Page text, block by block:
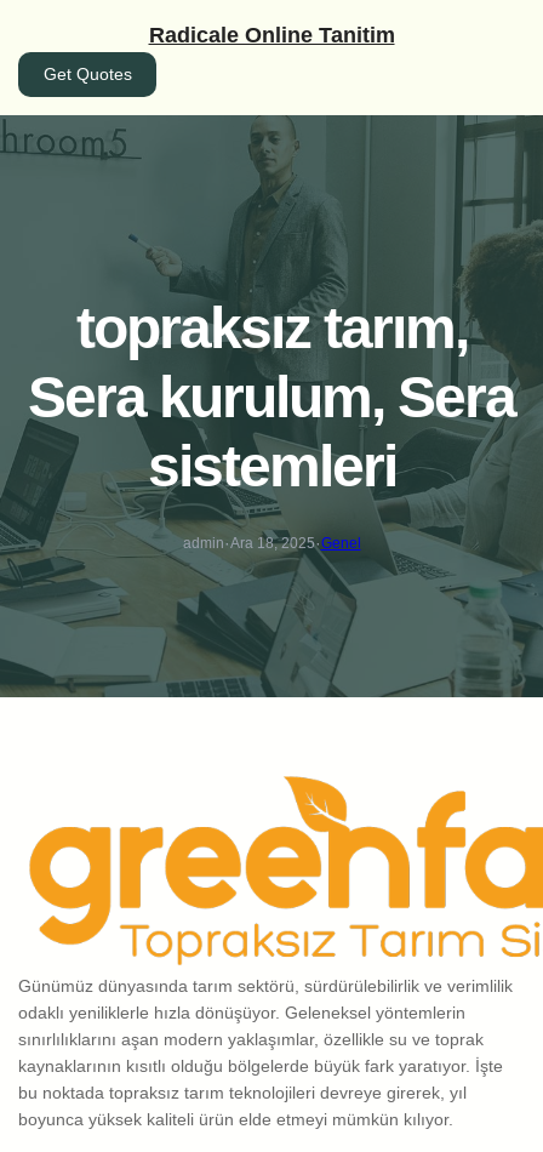
Radicale Online Tanitim
Get Quotes
topraksız tarım,
Sera kurulum, Sera
sistemleri
admin·Ara 18, 2025·Genel
Günümüz dünyasında tarım sektörü, sürdürülebilirlik ve verimlilik
odaklı yeniliklerle hızla dönüşüyor. Geleneksel yöntemlerin
sınırlılıklarını aşan modern yaklaşımlar, özellikle su ve toprak
kaynaklarının kısıtlı olduğu bölgelerde büyük fark yaratıyor. İşte
bu noktada topraksız tarım teknolojileri devreye girerek, yıl
boyunca yüksek kaliteli ürün elde etmeyi mümkün kılıyor.